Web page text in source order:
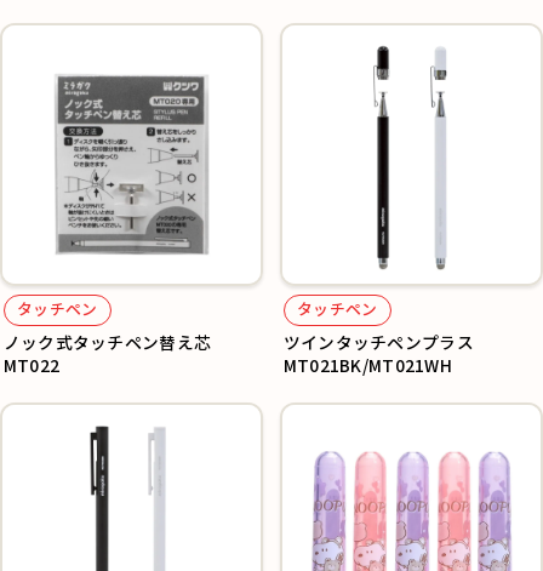
タッチペン
ノック式タッチペン替え芯
MT022
タッチペン
ツインタッチペンプラス
MT021BK/MT021WH